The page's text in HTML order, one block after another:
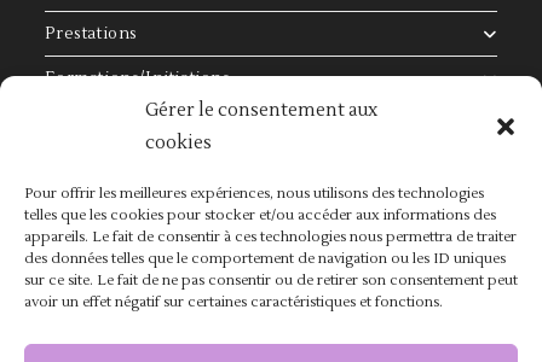
Gérer le consentement aux
cookies
Pour offrir les meilleures expériences, nous utilisons des technologies
telles que les cookies pour stocker et/ou accéder aux informations des
appareils. Le fait de consentir à ces technologies nous permettra de traiter
des données telles que le comportement de navigation ou les ID uniques
sur ce site. Le fait de ne pas consentir ou de retirer son consentement peut
avoir un effet négatif sur certaines caractéristiques et fonctions.
Prestations
Formations/Initiations
Avis
Contact